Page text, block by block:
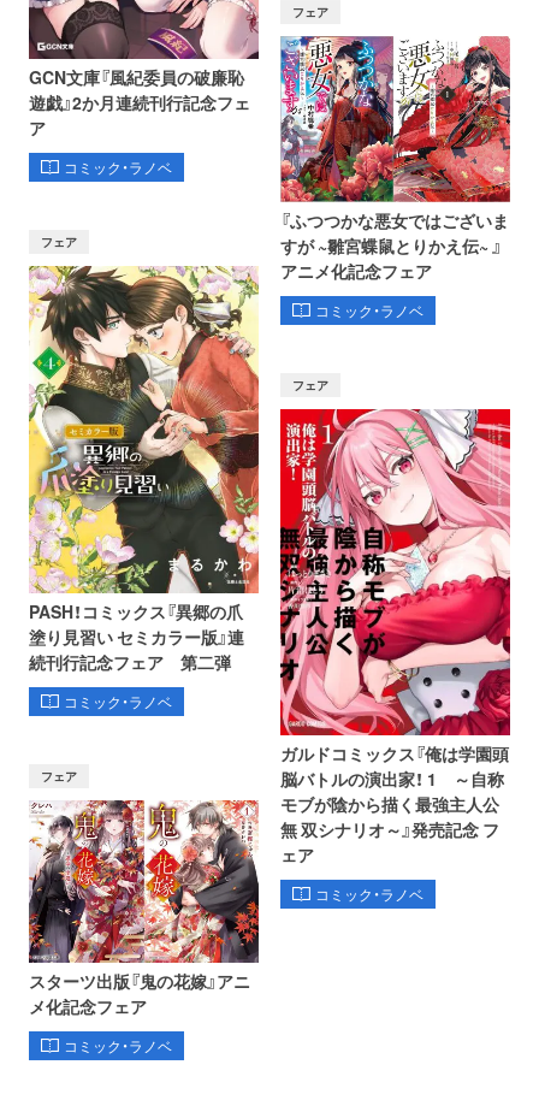
GCN文庫『風紀委員の破廉恥
遊戯』2か月連続刊行記念フェ
ア
コミック・ラノベ
フェア
PASH！コミックス『異郷の爪
塗り見習い セミカラー版』連
続刊行記念フェア 第二弾
コミック・ラノベ
フェア
『ふつつかな悪女ではございま
すが ~雛宮蝶鼠とりかえ伝~ 』
アニメ化記念フェア
コミック・ラノベ
フェア
スターツ出版『鬼の花嫁』アニ
メ化記念フェア
コミック・ラノベ
フェア
ガルドコミックス『俺は学園頭
脳バトルの演出家！ 1 ～自称
モブが陰から描く最強主人公
無 双シナリオ～』発売記念 フ
ェア
コミック・ラノベ